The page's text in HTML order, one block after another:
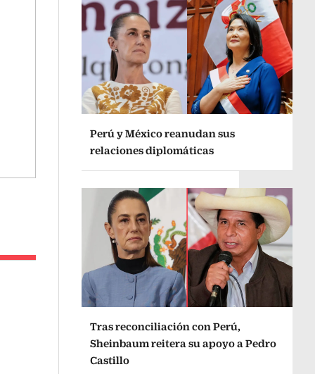
Perú y México reanudan sus
relaciones diplomáticas
Tras reconciliación con Perú,
Sheinbaum reitera su apoyo a Pedro
Castillo